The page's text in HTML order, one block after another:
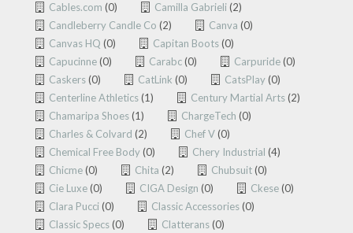
Cables.com (0) Camilla Gabrieli(2)
Candleberry Candle Co (2) Canva (0)
Canvas HQ (0) Capitan Boots(0)
Capucinne(0) Carabc(0) Carpuride(0)
Caskers(0) CatLink (0) CatsPlay(0)
Centerline Athletics(1) Century Martial Arts(2)
Chamaripa Shoes(1) ChargeTech (0)
Charles & Colvard (2) Chef V(0)
Chemical Free Body(0) Chery Industrial (4)
Chicme(0) Chita (2) Chubsuit(0)
Cie Luxe(0) CIGA Design (0) Ckese(0)
Clara Pucci(0) Classic Accessories(0)
Classic Specs(0) Clatterans(0)